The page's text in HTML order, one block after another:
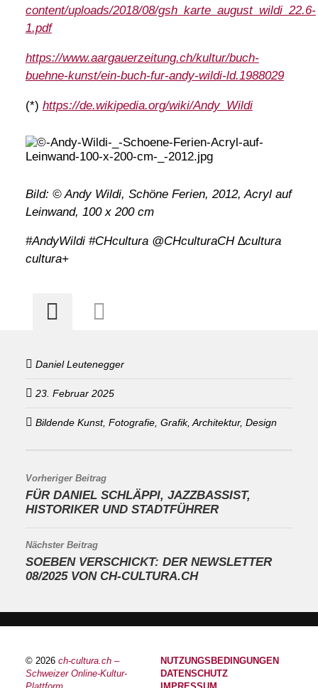
content/uploads/2018/08/gsh_karte_august_wildi_22.6-
1.pdf
https://www.aargauerzeitung.ch/kultur/buch-
buehne-kunst/ein-buch-fur-andy-wildi-ld.1988029
(*) https://de.wikipedia.org/wiki/Andy_Wildi
Bild: © Andy Wildi, Schöne Ferien, 2012, Acryl auf
Leinwand, 100 x 200 cm
#AndyWildi #CHcultura @CHculturaCH ∆cultura
cultura+
Daniel Leutenegger
23. Februar 2025
Bildende Kunst, Fotografie, Grafik, Architektur, Design
Vorheriger Beitrag
FÜR DANIEL SCHLÄPPI, JAZZBASSIST,
HISTORIKER UND STADTFÜHRER
Nächster Beitrag
SOEBEN VERSCHICKT: DER NEWSLETTER
08/2025 VON CH-CULTURA.CH
© 2026 ch-cultura.ch –
Schweizer Online-Kultur-
NUTZUNGSBEDINGUNGEN
DATENSCHUTZ